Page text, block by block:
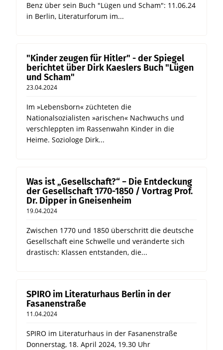
Benz über sein Buch "Lügen und Scham": 11.06.24
in Berlin, Literaturforum im...
"Kinder zeugen für Hitler" - der Spiegel
berichtet über Dirk Kaeslers Buch "Lügen
und Scham"
23.04.2024
Im »Lebensborn« züchteten die
Nationalsozialisten »arischen« Nachwuchs und
verschleppten im Rassenwahn Kinder in die
Heime. Soziologe Dirk...
Was ist „Gesellschaft?“ − Die Entdeckung
der Gesellschaft 1770-1850 / Vortrag Prof.
Dr. Dipper in Gneisenheim
19.04.2024
Zwischen 1770 und 1850 überschritt die deutsche
Gesellschaft eine Schwelle und veränderte sich
drastisch: Klassen entstanden, die...
SPIRO im Literaturhaus Berlin in der
Fasanenstraße
11.04.2024
SPIRO im Literaturhaus in der Fasanenstraße
Donnerstag, 18. April 2024, 19.30 Uhr